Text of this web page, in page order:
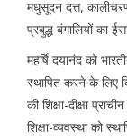
मधुसूदन दत्त,
प्रबुद्ध बंगालियों का
महर्षि दयानंद को
स्थापित करने के लिए
की शिक्षा-दीक्षा
शिक्षा-व्यवस्था को